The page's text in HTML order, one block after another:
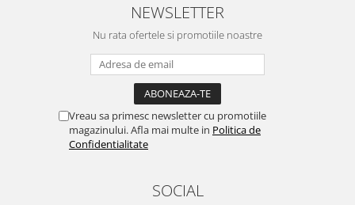
NEWSLETTER
Nu rata ofertele si promotiile noastre
Vreau sa primesc newsletter cu promotiile
magazinului. Afla mai multe in Politica de
Confidentialitate
SOCIAL